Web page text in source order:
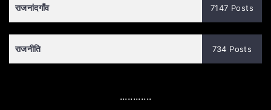
राजनांदगाँव 7147 Posts
राजनीति 734 Posts
............